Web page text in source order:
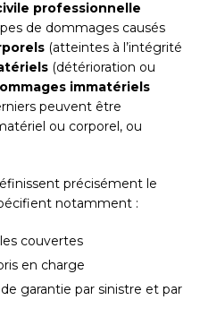
professionnelle
de dommages causés
(atteintes à l’intégrité
(détérioration ou
immatériels
peuvent être
ou corporel, ou
précisément le
notamment :
couvertes
en charge
garantie par sinistre et par